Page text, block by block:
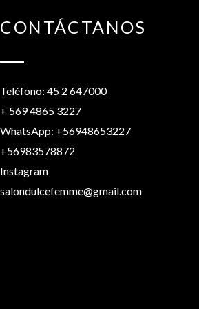
CONTÁCTANOS
Teléfono: 45 2 647000
+ 569 4865 3227
WhatsApp: +56948653227
+56983578872
Instagram
salondulcefemme@gmail.com